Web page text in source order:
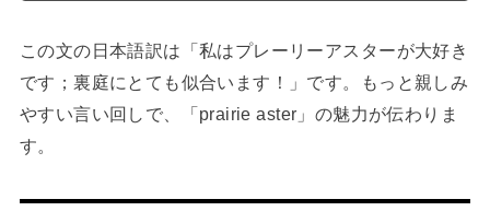
この文の日本語訳は「私はプレーリーアスターが大好き
です；裏庭にとても似合います！」です。もっと親しみ
やすい言い回しで、「prairie aster」の魅力が伝わりま
す。